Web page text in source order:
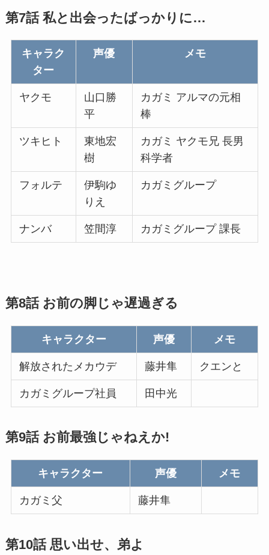
第7話 私と出会ったばっかりに…
キャラク
ター
声優 メモ
ヤクモ
山口勝
平
カガミ アルマの元相
棒
ツキヒト
東地宏
樹
カガミ ヤクモ兄 長男
科学者
フォルテ
伊駒ゆ
りえ
カガミグループ
ナンバ 笠間淳 カガミグループ 課長
第8話 お前の脚じゃ遅過ぎる
キャラクター 声優 メモ
解放されたメカウデ 藤井隼 クエンと
カガミグループ社員 田中光
第9話 お前最強じゃねえか!
キャラクター 声優 メモ
カガミ父 藤井隼
第10話 思い出せ、弟よ